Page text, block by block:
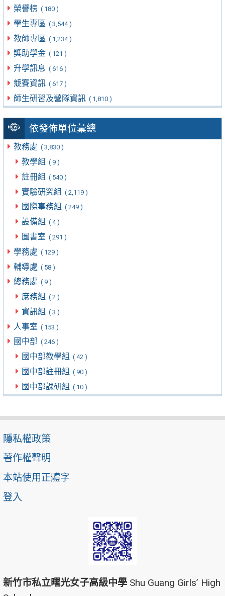
榮譽榜 ( 180 )
學生專區 ( 3,544 )
教師專區 ( 1,234 )
獎助學金 ( 121 )
升學訊息 ( 616 )
競賽資訊 ( 617 )
師生研習及營隊資訊 ( 1,810 )
依發佈單位彙總
教務處 ( 3,830 )
教學組 ( 9 )
註冊組 ( 540 )
實驗研究組 ( 2,119 )
國際事務組 ( 249 )
設備組 ( 4 )
圖書室 ( 291 )
學務處 ( 129 )
輔導處 ( 58 )
總務處 ( 9 )
庶務組 ( 2 )
資訊組 ( 3 )
人事室 ( 153 )
國中部 ( 246 )
國中部教學組 ( 42 )
國中部註冊組 ( 90 )
國中部課研組 ( 10 )
隱私權政策
著作權聲明
本站使用正體字
登入
新竹市私立曙光女子高級中學 Shu Guang Girls’ High